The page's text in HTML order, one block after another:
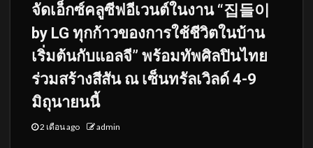
จัดเอ็กซ์คลูซีฟอีเวนต์ในงาน “집들이
by LG ทุกก้าวของการใช้ชีวิตในบ้าน
เริ่มต้นกับแอลจี” พร้อมทัพศิลปินไทย
ร่วมสร้างสีสัน ณ เซ็นทรัลเวิลด์ 4-9
มิถุนายนนี้
2 เดือน ago admin